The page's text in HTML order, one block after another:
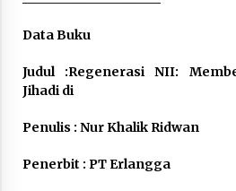
Data Buku
Judul :Regenerasi NII:
Jihadi di
Penulis : Nur Khalik Ridwan
Penerbit : PT Erlangga